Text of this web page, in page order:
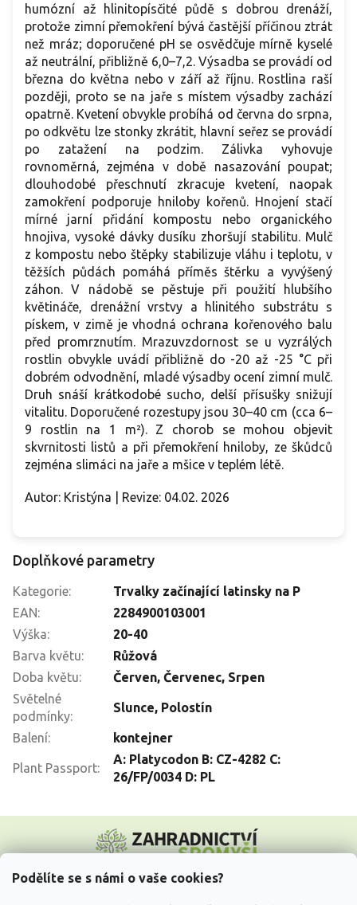
Podělíte se s námi o vaše cookies?
humózní až hlinitopísčité půdě s dobrou drenáží,
protože zimní přemokření bývá častější příčinou ztrát
než mráz; doporučené pH se osvědčuje mírně kyselé
až neutrální, přibližně 6,0–7,2. Výsadba se provádí od
března do května nebo v září až říjnu. Rostlina raší
později, proto se na jaře s místem výsadby zachází
opatrně. Kvetení obvykle probíhá od června do srpna,
po odkvětu lze stonky zkrátit, hlavní seřez se provádí
po zatažení na podzim. Zálivka vyhovuje
rovnoměrná, zejména v době nasazování poupat;
dlouhodobé přeschnutí zkracuje kvetení, naopak
zamokření podporuje hniloby kořenů. Hnojení stačí
mírné jarní přidání kompostu nebo organického
hnojiva, vysoké dávky dusíku zhoršují stabilitu. Mulč
z kompostu nebo štěpky stabilizuje vláhu i teplotu, v
těžších půdách pomáhá příměs štěrku a vyvýšený
záhon. V nádobě se pěstuje při použití hlubšího
květináče, drenážní vrstvy a hlinitého substrátu s
pískem, v zimě je vhodná ochrana kořenového balu
před promrznutím. Mrazuvzdornost se u vyzrálých
rostlin obvykle uvádí přibližně do -20 až -25 °C při
dobrém odvodnění, mladé výsadby ocení zimní mulč.
Druh snáší krátkodobé sucho, delší přísušky snižují
vitalitu. Doporučené rozestupy jsou 30–40 cm (cca 6–
9 rostlin na 1 m²). Z chorob se mohou objevit
skvrnitosti listů a při přemokření hniloby, ze škůdců
zejména slimáci na jaře a mšice v teplém létě.
Autor: Kristýna | Revize: 04.02. 2026
Doplňkové parametry
Kategorie:
Trvalky začínající latinsky na P
EAN:
2284900103001
Výška:
20-40
Barva květu:
Růžová
Doba květu: Červen, Červenec, Srpen
Světelné
podmínky:
Slunce, Polostín
Balení: kontejner
Plant Passport:
A: Platycodon B: CZ-4282 C:
26/FP/0034 D: PL
p